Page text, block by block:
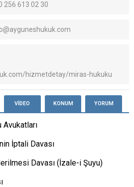
256 613 02 30
hizmetdetay/miras-hukuku
VİDEO KONUM YORUM
Avukatları
İptali Davası
Davası (İzale-i Şuyu)